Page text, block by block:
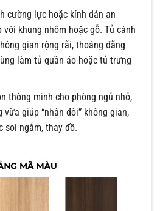
cường lực hoặc kính dán an
khung nhôm hoặc gỗ. Tủ cánh
gian rộng rãi, thoáng đãng
làm tủ quần áo hoặc tủ trưng
thông minh cho phòng ngủ nhỏ,
giúp “nhân đôi” không gian,
soi ngắm, thay đồ.